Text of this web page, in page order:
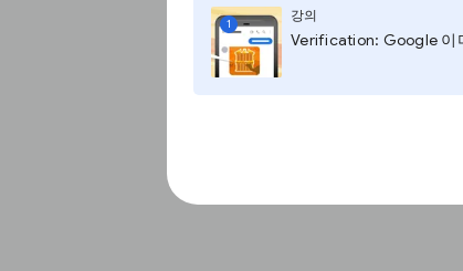
1
강의
Verification: Google 이